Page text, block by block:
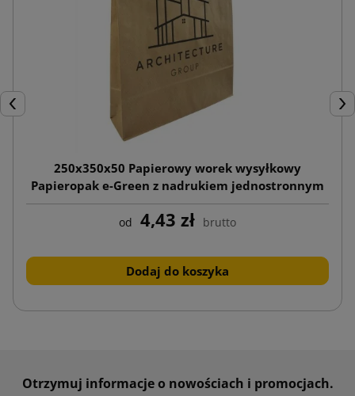
Poprzedni
250x350x50 Papierowy worek wysyłkowy
Papieropak e-Green z nadrukiem jednostronnym
od 4,43 zł brutto
Dodaj do koszyka
Otrzymuj informacje o nowościach i promocjach.